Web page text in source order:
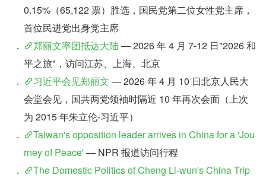
0.15%（65,122 票）胜选，国民党第二位女性党主席，
首位民进党出身党主席
郑丽文率团抵达大陆 — 2026 年 4 月 7-12 日"2026 和
平之旅"，访问江苏、上海、北京
习近平会见郑丽文 — 2026 年 4 月 10 日北京人民大
会堂会见，国共两党领袖时隔近 10 年再次会面（上次
为 2015 年朱立伦-习近平）
Taiwan's opposition leader arrives in China for a 'Jou
rney of Peace' — NPR 报道访问行程
The Domestic Politics of Cheng Li-wun's China Trip